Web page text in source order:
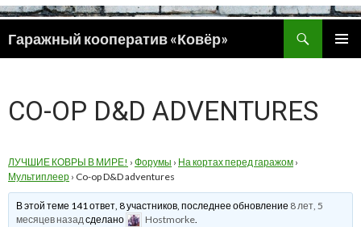
Гаражный кооператив «Ковёр»
ПЕРЕЙТИ
CO-OP D&D ADVENTURES
ЛУЧШИЕ КОВРЫ В МИРЕ! › Форумы › На кортах перед гаражом ›
Мультиплеер › Co-op D&D adventures
В этой теме 141 ответ, 8 участников, последнее обновление 8 лет, 5
месяцев назадсделано Hostmorke.